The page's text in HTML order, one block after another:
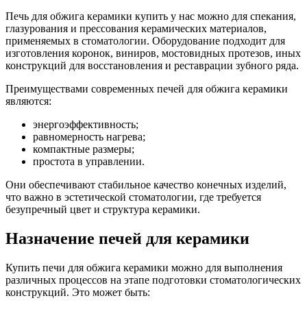
Печь для обжига керамики купить у нас можно для спекания,
глазурования и прессования керамических материалов,
применяемых в стоматологии. Оборудование подходит для
изготовления коронок, виниров, мостовидных протезов, иных
конструкций для восстановления и реставрации зубного ряда.
Преимуществами современных печей для обжига керамики
являются:
энергоэффективность;
равномерность нагрева;
компактные размеры;
простота в управлении.
Они обеспечивают стабильное качество конечных изделий,
что важно в эстетической стоматологии, где требуется
безупречный цвет и структура керамики.
Назначение печей для керамики
Купить печи для обжига керамики можно для выполнения
различных процессов на этапе подготовки стоматологических
конструкций. Это может быть: